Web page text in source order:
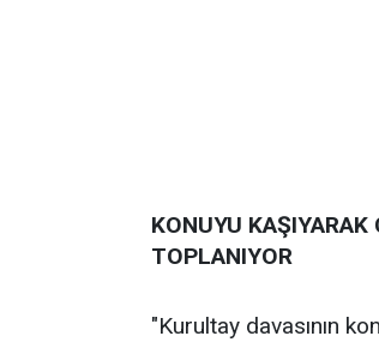
KONUYU
TOPLANIYOR
"Kurultay davasının